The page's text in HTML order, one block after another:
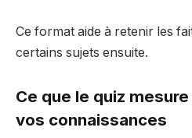
Ce format aide à retenir les
certains sujets ensuite.
Ce que le quiz
vos connaissances